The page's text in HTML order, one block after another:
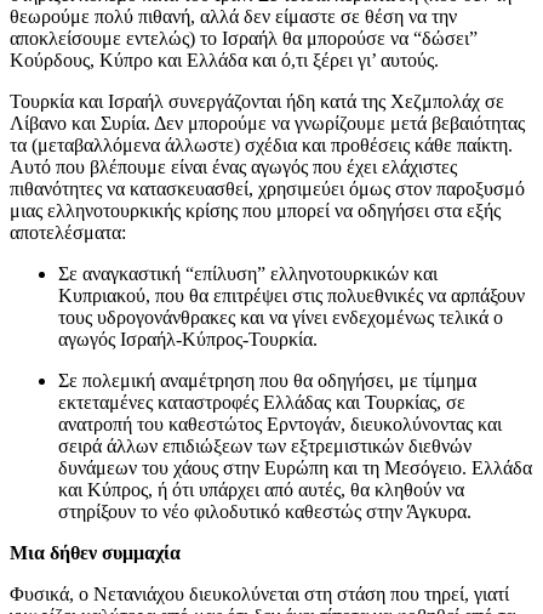
θεωρούμε πολύ πιθανή, αλλά δεν είμαστε σε θέση να την
αποκλείσουμε εντελώς) το Ισραήλ θα μπορούσε να “δώσει”
Κούρδους, Κύπρο και Ελλάδα και ό,τι ξέρει γι’ αυτούς.
Τουρκία και Ισραήλ συνεργάζονται ήδη κατά της Χεζμπολάχ σε
Λίβανο και Συρία. Δεν μπορούμε να γνωρίζουμε μετά βεβαιότητας
τα (μεταβαλλόμενα άλλωστε) σχέδια και προθέσεις κάθε παίκτη.
Αυτό που βλέπουμε είναι ένας αγωγός που έχει ελάχιστες
πιθανότητες να κατασκευασθεί, χρησιμεύει όμως στον παροξυσμό
μιας ελληνοτουρκικής κρίσης που μπορεί να οδηγήσει στα εξής
αποτελέσματα:
Σε αναγκαστική “επίλυση” ελληνοτουρκικών και
Κυπριακού, που θα επιτρέψει στις πολυεθνικές να αρπάξουν
τους υδρογονάνθρακες και να γίνει ενδεχομένως τελικά ο
αγωγός Ισραήλ-Κύπρος-Τουρκία.
Σε πολεμική αναμέτρηση που θα οδηγήσει, με τίμημα
εκτεταμένες καταστροφές Ελλάδας και Τουρκίας, σε
ανατροπή του καθεστώτος Ερντογάν, διευκολύνοντας και
σειρά άλλων επιδιώξεων των εξτρεμιστικών διεθνών
δυνάμεων του χάους στην Ευρώπη και τη Μεσόγειο. Ελλάδα
και Κύπρος, ή ότι υπάρχει από αυτές, θα κληθούν να
στηρίξουν το νέο φιλοδυτικό καθεστώς στην Άγκυρα.
Μια δήθεν συμμαχία
Φυσικά, ο Νετανιάχου διευκολύνεται στη στάση που τηρεί, γιατί